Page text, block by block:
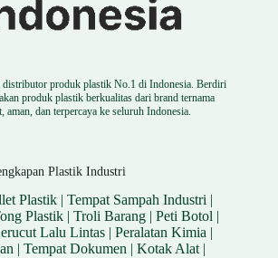
distributor produk plastik No.1 di Indonesia. Berdiri
produk plastik berkualitas dari brand ternama
aman, dan terpercaya ke seluruh Indonesia.
Plastik Industri
Plastik| Tempat Sampah Industri |
Plastik |Troli Barang |Peti Botol |
Lalu Lintas| Peralatan Kimia |
| Tempat Dokumen | Kotak Alat|